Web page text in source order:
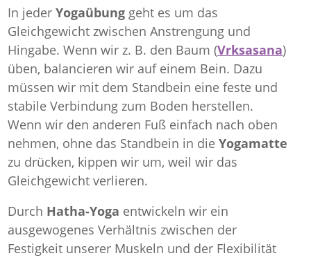
In jederYogaübung geht es um das
Gleichgewicht zwischen Anstrengung und
Hingabe. Wenn wir z. B. den Baum (Vrksasana)
üben, balancieren wir auf einem Bein. Dazu
müssen wir mit dem Standbein eine feste und
stabile Verbindung zum Boden herstellen.
Wenn wir den anderen Fuß einfach nach oben
nehmen, ohne das Standbein in dieYogamatte
zu drücken, kippen wir um, weil wir das
Gleichgewicht verlieren.
Durch Hatha-Yoga entwickeln wir ein
ausgewogenes Verhältnis zwischen der
Festigkeit unserer Muskeln und der Flexibilität